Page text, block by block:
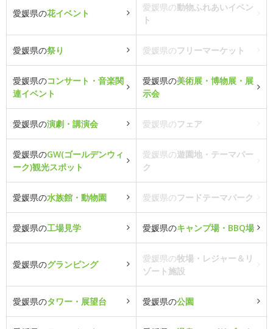
愛媛県の花イベント
愛媛県の動物ふれあいイベン
ト
愛媛県の祭り 愛媛県のフリーマーケット
愛媛県のコンサート・音楽関
連イベント
愛媛県の美術展・博物展・展
示会
愛媛県の演劇・講演会 愛媛県のフェア
愛媛県のGW(ゴールデンウィ
ーク)観光スポット
愛媛県の遊園地・テーマパー
ク
愛媛県の水族館・動物園 愛媛県のフードテーマパーク
愛媛県の工場見学 愛媛県のキャンプ場・BBQ場
愛媛県のグランピング
愛媛県の牧場・レジャー＆リ
ゾート施設
愛媛県のタワー・展望台 愛媛県の公園